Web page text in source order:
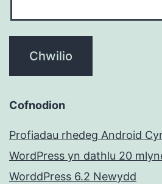
Cofnodion
Profiadau rhedeg Android
WordPress yn dathlu 20
WorddPress 6.2 Newydd